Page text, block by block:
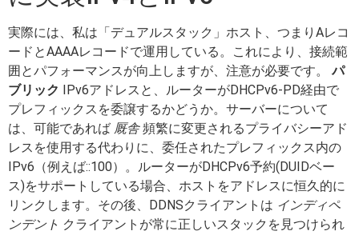
実際には、私は「デュアルスタック」ホスト、つまりAレコ
ードとAAAAレコードで運用している。これにより、接続範
囲とパフォーマンスが向上しますが、注意が必要です。パ
ブリック
IPv6アドレスと、ルーターがDHCPv6-PD経由で
プレフィックスを委譲するかどうか。サーバーについて
は、可能であれば 厩舎頻繁に変更されるプライバシーアド
レスを使用する代わりに、委任されたプレフィックス内の
IPv6（例えば::100）。ルーターがDHCPv6予約(DUIDベー
ス)をサポートしている場合、ホストをアドレスに恒久的に
リンクします。その後、DDNSクライアントは インディペ
ンデント クライアントが常に正しいスタックを見つけられ